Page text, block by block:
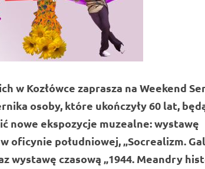
w Kozłówce zaprasza na Weekend
osoby, które ukończyły 60 lat,
nowe ekspozycje muzealne: wystawę
oficynie południowej, „Socrealizm.
wystawę czasową „1944. Meandry